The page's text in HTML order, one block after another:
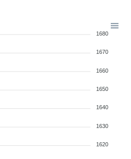
1680
1670
1660
1650
1640
1630
1620